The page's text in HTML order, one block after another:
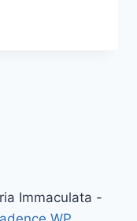
Immaculata -